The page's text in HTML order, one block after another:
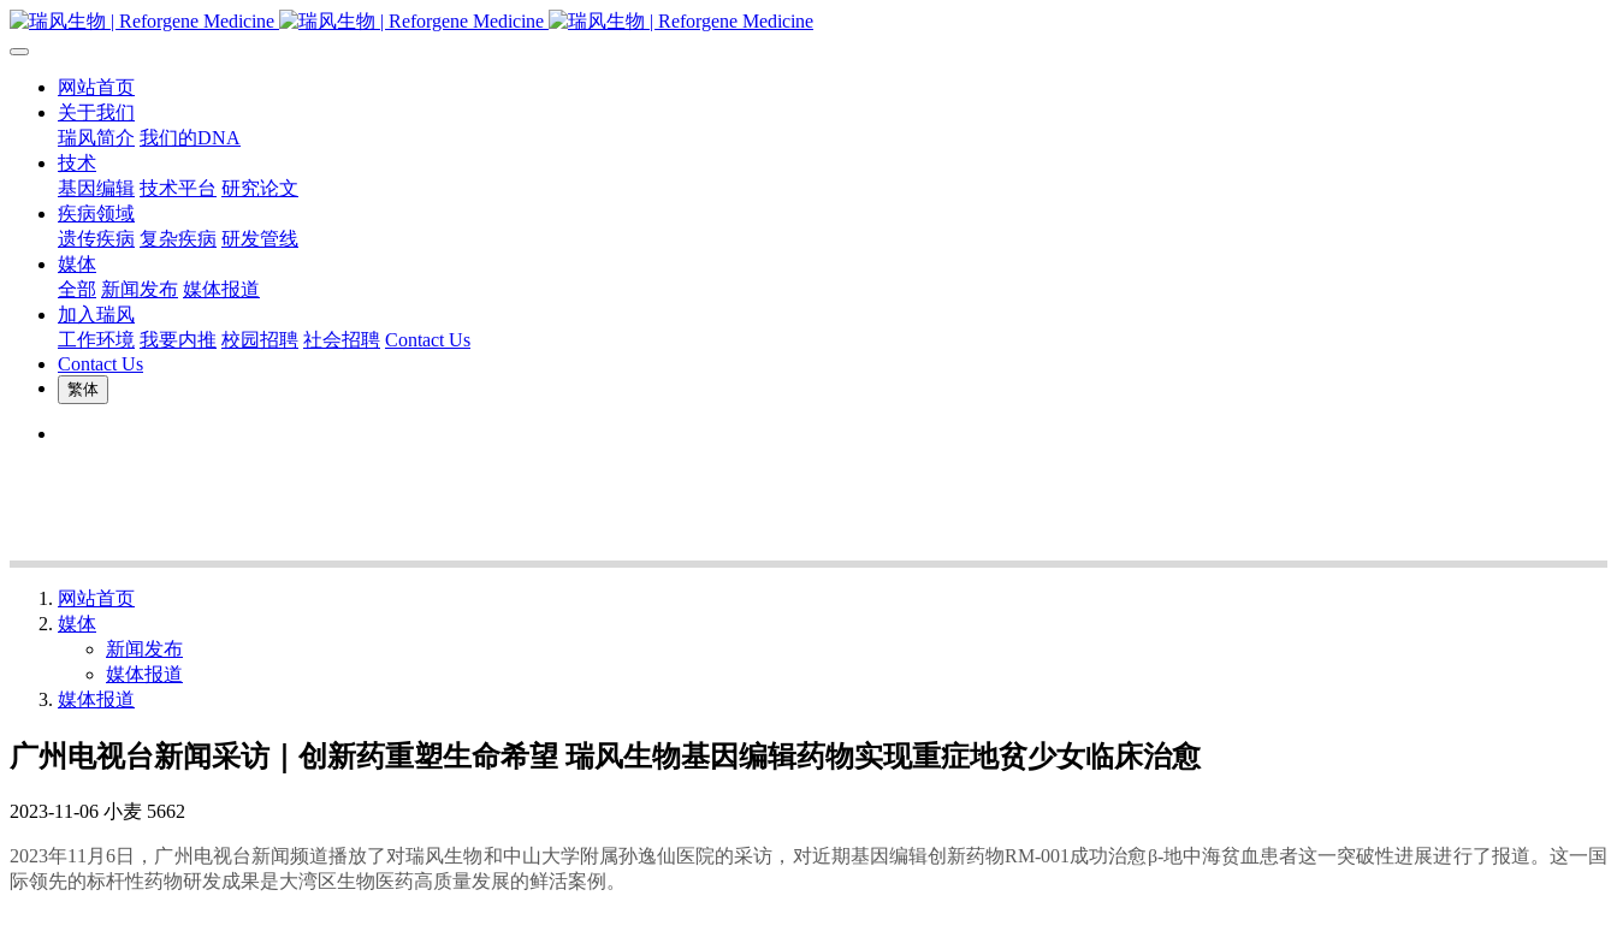
网站首页
关于我们
瑞风简介 我们的DNA
技术
基因编辑 技术平台 研究论文
疾病领域
遗传疾病 复杂疾病 研发管线
媒体
全部 新闻发布 媒体报道
加入瑞风
工作环境 我要内推 校园招聘 社会招聘 Contact Us
Contact Us
繁体
网站首页
媒体
新闻发布
媒体报道
媒体报道
广州电视台新闻采访｜创新药重塑生命希望 瑞风生物基因编辑药物实现重症地贫少女临床治愈
2023-11-06 小麦 5662
2023年11月6日，广州电视台新闻频道播放了对瑞风生物和中山大学附属孙逸仙医院的采访，对近期基因编辑创新药物RM-001成功治愈β-地中海贫血患者这一突破性进展进行了报道。这一国
际领先的标杆性药物研发成果是大湾区生物医药高质量发展的鲜活案例。